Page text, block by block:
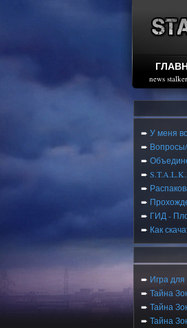
news
➨ У меня
➨
➨
➨
➨
➨
➨ ГИД -
➨ Как
➨ Игра для
➨ Тайна
➨ Тайна
➨ Тайна